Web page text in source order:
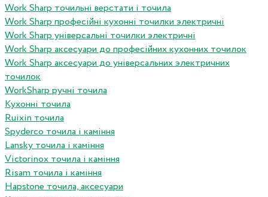
Work Sharp точильні верстати і точила
Work Sharp професiйнi кухоннi точилки электричнi
Work Sharp унiверсальнi точилки электричнi
Work Sharp аксесуари до професiйних кухонних точилок
Work Sharp аксесуари до унiверсальних электричних
точилок
WorkSharp ручні точила
Кухонні точила
Ruixin точила
Spyderco точила і каміння
Lansky точила і каміння
Victorinox точила і каміння
Risam точила і каміння
Hapstone точила, аксесуари